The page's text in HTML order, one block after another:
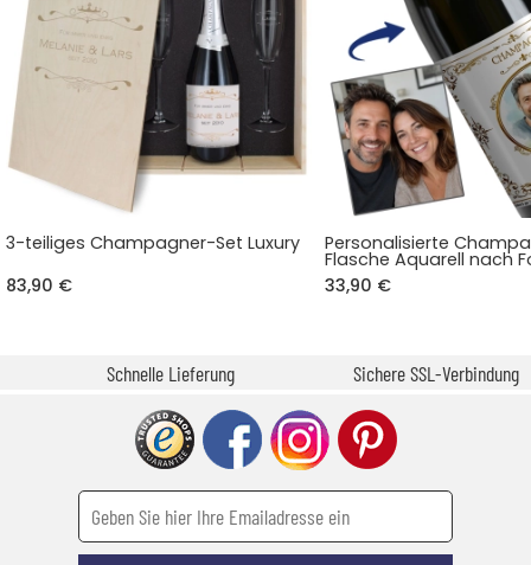
3-teiliges Champagner-Set Luxury
83,90 €
Personalisierte
Flasche Aquarell nach
33,90 €
Schnelle Lieferung Sichere SSL-Verbindung